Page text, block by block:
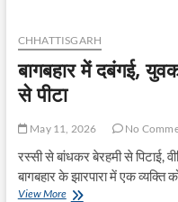
ने
पकड़कर
पुलिस
सौंपा
CHHATTISGARH
बागबहार में दबंगई,
से पीटा
May 11, 2026 No
रस्सी से बांधकर बेरहमी से पिटाई,
बागबहार के झारपारा में एक
View Moreबागबहार